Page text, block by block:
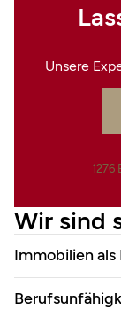
Unsere
1276
Wir sind
Immobilien als